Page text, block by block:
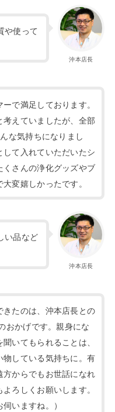
沖本店長
や使って
で満足しております。
えていましたが、全部
な気持ちになりまし
て入れていただいたシ
くさんの浄化グッズやブ
変嬉しかったです。
沖本店長
い品など
たのは、沖本店長との
おかげです。親身にな
いてもられることは、
物している気持ちに。有
方からでもお世話になれ
ろしくお願いします。
いますね。）